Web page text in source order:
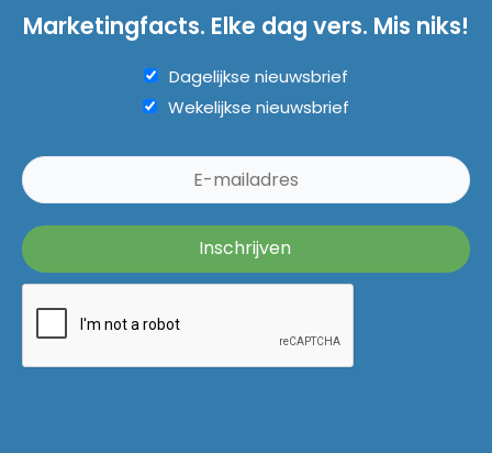
Marketingfacts. Elke dag vers. Mis niks!
Dagelijkse nieuwsbrief
Wekelijkse nieuwsbrief